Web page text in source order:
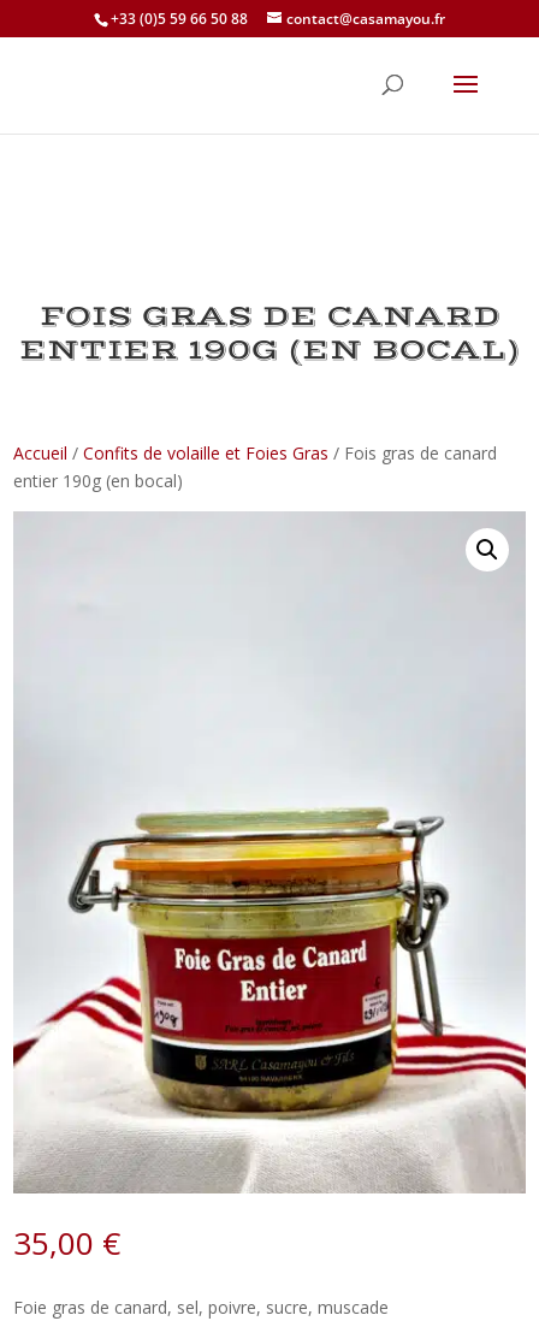
+33 (0)5 59 66 50 88 contact@casamayou.fr
FOIS GRAS DE CANARD
ENTIER 190G (EN BOCAL)
Accueil /Confits de volaille et Foies Gras / Fois gras de canard
entier 190g (en bocal)
35,00 €
Foie gras de canard, sel, poivre, sucre, muscade